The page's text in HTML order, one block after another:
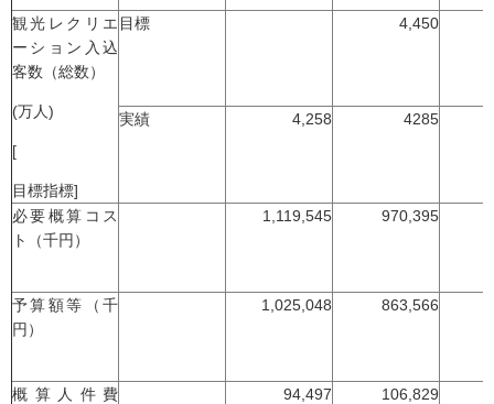
観光レクリエ
ーション入込
客数（総数）
(万人)
[
目標指標]
目標 4,450
実績 4,258 4285
必要概算コス
ト（千円）
1,119,545 970,395
予算額等（千
円）
1,025,048 863,566
概算人件費
94,497 106,829